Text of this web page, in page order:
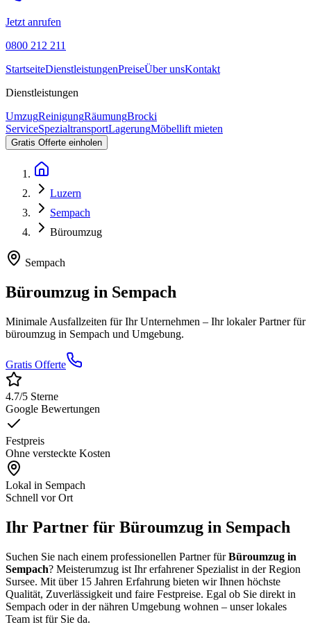
Jetzt anrufen
0800 212 211
StartseiteDienstleistungenPreiseÜber unsKontakt
Dienstleistungen
UmzugReinigungRäumungBrocki
ServiceSpezialtransportLagerungMöbellift mieten
Gratis Offerte einholen
Luzern
Sempach
Büroumzug
Sempach
Büroumzug in Sempach
Minimale Ausfallzeiten für Ihr Unternehmen – Ihr lokaler Partner für
büroumzug in Sempach und Umgebung.
Gratis Offerte
4.7/5 Sterne
Google Bewertungen
Festpreis
Ohne versteckte Kosten
Lokal in Sempach
Schnell vor Ort
Ihr Partner für Büroumzug in Sempach
Suchen Sie nach einem professionellen Partner fürBüroumzug in
Sempach? Meisterumzug ist Ihr erfahrener Spezialist in der Region
Sursee. Mit über 15 Jahren Erfahrung bieten wir Ihnen höchste
Qualität, Zuverlässigkeit und faire Festpreise. Egal ob Sie direkt in
Sempach oder in der nähren Umgebung wohnen – unser lokales
Team ist für Sie da.